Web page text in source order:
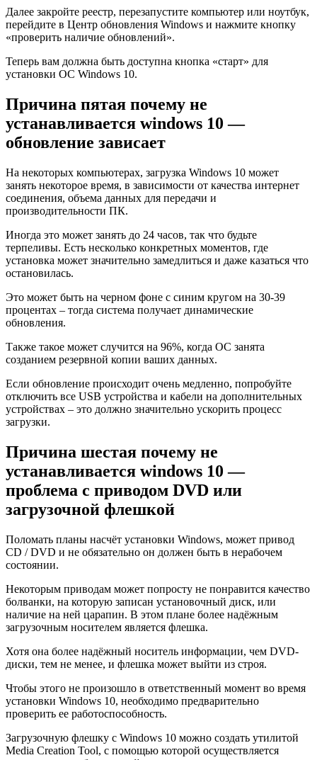
Далее закройте реестр, перезапустите компьютер или ноутбук,
перейдите в Центр обновления Windows и нажмите кнопку
«проверить наличие обновлений».
Теперь вам должна быть доступна кнопка «старт» для
установки ОС Windows 10.
Причина пятая почему не
устанавливается windows 10 —
обновление зависает
На некоторых компьютерах, загрузка Windows 10 может
занять некоторое время, в зависимости от качества интернет
соединения, объема данных для передачи и
производительности ПК.
Иногда это может занять до 24 часов, так что будьте
терпеливы. Есть несколько конкретных моментов, где
установка может значительно замедлиться и даже казаться что
остановилась.
Это может быть на черном фоне с синим кругом на 30-39
процентах – тогда система получает динамические
обновления.
Также такое может случится на 96%, когда ОС занята
созданием резервной копии ваших данных.
Если обновление происходит очень медленно, попробуйте
отключить все USB устройства и кабели на дополнительных
устройствах – это должно значительно ускорить процесс
загрузки.
Причина шестая почему не
устанавливается windows 10 —
проблема с приводом DVD или
загрузочной флешкой
Поломать планы насчёт установки Windows, может привод
CD / DVD и не обязательно он должен быть в нерабочем
состоянии.
Некоторым приводам может попросту не понравится качество
болванки, на которую записан установочный диск, или
наличие на ней царапин. В этом плане более надёжным
загрузочным носителем является флешка.
Хотя она более надёжный носитель информации, чем DVD-
диски, тем не менее, и флешка может выйти из строя.
Чтобы этого не произошло в ответственный момент во время
установки Windows 10, необходимо предварительно
проверить ее работоспособность.
Загрузочную флешку с Windows 10 можно создать утилитой
Media Creation Tool, с помощью которой осуществляется